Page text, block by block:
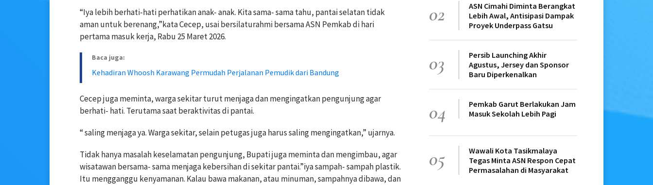
“Iya lebih berhati-hati perhatikan anak- anak. Kita sama- sama tahu, pantai selatan tidak
aman untuk berenang,”kata Cecep, usai bersilaturahmi bersama ASN Pemkab di hari
pertama masuk kerja, Rabu 25 Maret 2026.
Baca juga:
Kehadiran Whoosh Karawang Permudah Perjalanan Pemudik dari Bandung
Cecep juga meminta, warga sekitar turut menjaga dan mengingatkan pengunjung agar
berhati- hati. Terutama saat beraktivitas di pantai.
“ saling menjaga ya. Warga sekitar, selain petugas juga harus saling mengingatkan,” ujarnya.
Tidak hanya masalah keselamatan pengunjung, Bupati juga meminta dan mengimbau, agar
wisatawan bersama- sama menjaga kebersihan di sekitar pantai.”iya sampah- sampah plastik.
Itu mengganggu kenyamanan. Kalau bawa makanan, atau minuman, sampahnya dibawa, dan
02
ASN Cimahi Diminta Berangkat
Lebih Awal, Antisipasi Dampak
Proyek Underpass Gatsu
03
Persib Launching Akhir
Agustus, Jersey dan Sponsor
Baru Diperkenalkan
04
Pemkab Garut Berlakukan Jam
Masuk Sekolah Lebih Pagi
05
Wawali Kota Tasikmalaya
Tegas Minta ASN Respon Cepat
Permasalahan di Masyarakat